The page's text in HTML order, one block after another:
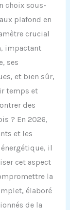
choix sous-
plafond en
crucial
impactant
ses
et bien sûr,
temps et
des
? En 2026,
et les
il
cet aspect
la
élaboré
de la